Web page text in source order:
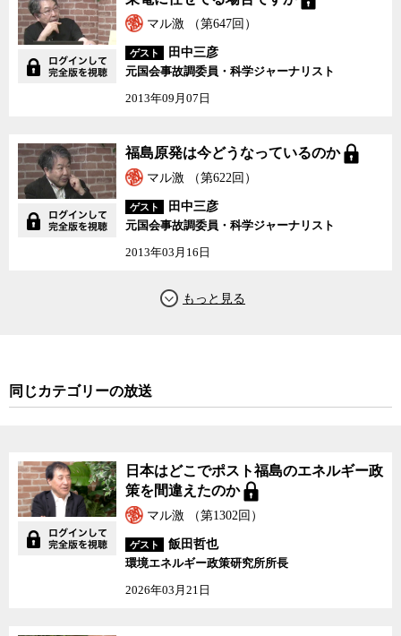
か
マル激 （第647回）
ゲスト
田中三彦
元国会事故調委員・科学ジャーナリスト
2013年09月07日
福島原発は今どうなって
いるのか
福島原発は今どうなっているのか
マル激 （第622回）
ゲスト
田中三彦
元国会事故調委員・科学ジャーナリスト
2013年03月16日
同じカテゴリーの放送
日本はどこでポスト福島のエネルギー政
策を間違えたのか
マル激 （第1302回）
ゲスト
飯田哲也
環境エネルギー政策研究所所長
2026年03月21日